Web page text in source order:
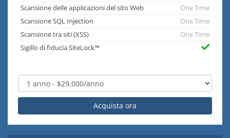
Scansione delle applicazioni del sito Web
One Time
Scansione SQL Injection
One Time
Scansione tra siti (XSS)
One Time
Sigillo di fiducia SiteLock™
Acquista ora